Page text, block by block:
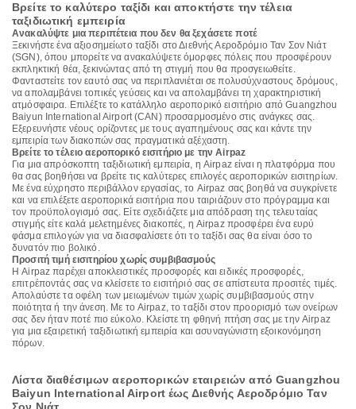
Βρείτε το καλύτερο ταξίδι και αποκτήστε την τέλεια
ταξιδιωτική εμπειρία
Ανακαλύψτε μια περιπέτεια που δεν θα ξεχάσετε ποτέ
Ξεκινήστε ένα αξιοσημείωτο ταξίδι στο Διεθνής Αεροδρόμιο Ταν Σον Νιάτ
(SGN), όπου μπορείτε να ανακαλύψετε όμορφες πόλεις που προσφέρουν
εκπληκτική θέα, ξεκινώντας από τη στιγμή που θα προσγειωθείτε.
Φανταστείτε τον εαυτό σας να περιπλανιέται σε πολυσύχναστους δρόμους,
να απολαμβάνει τοπικές γεύσεις και να απολαμβάνει τη χαρακτηριστική
ατμόσφαιρα. Επιλέξτε το κατάλληλο αεροπορικό εισιτήριο από Guangzhou
Baiyun International Airport (CAN) προσαρμοσμένο στις ανάγκες σας.
Εξερευνήστε νέους ορίζοντες με τους αγαπημένους σας και κάντε την
εμπειρία των διακοπών σας πραγματικά αξέχαστη.
Βρείτε το τέλειο αεροπορικό εισιτήριο με την Airpaz
Για μια απρόσκοπτη ταξιδιωτική εμπειρία, η Airpaz είναι η πλατφόρμα που
θα σας βοηθήσει να βρείτε τις καλύτερες επιλογές αεροπορικών εισιτηρίων.
Με ένα εύχρηστο περιβάλλον εργασίας, το Airpaz σας βοηθά να συγκρίνετε
και να επιλέξετε αεροπορικά εισιτήρια που ταιριάζουν στο πρόγραμμα και
τον προϋπολογισμό σας. Είτε σχεδιάζετε μια απόδραση της τελευταίας
στιγμής είτε καλά μελετημένες διακοπές, η Airpaz προσφέρει ένα ευρύ
φάσμα επιλογών για να διασφαλίσετε ότι το ταξίδι σας θα είναι όσο το
δυνατόν πιο βολικό.
Προσιτή τιμή εισιτηρίου χωρίς συμβιβασμούς
Η Airpaz παρέχει αποκλειστικές προσφορές και ειδικές προσφορές,
επιτρέποντάς σας να κλείσετε το εισιτήριό σας σε απίστευτα προσιτές τιμές.
Απολαύστε τα οφέλη των μειωμένων τιμών χωρίς συμβιβασμούς στην
ποιότητα ή την άνεση. Με το Airpaz, το ταξίδι στον προορισμό των ονείρων
σας δεν ήταν ποτέ πιο εύκολο. Κλείστε τη φθηνή πτήση σας με την Airpaz
για μια εξαιρετική ταξιδιωτική εμπειρία και ασυναγώνιστη εξοικονόμηση
πόρων.
Λίστα διαθέσιμων αεροπορικών εταιρειών από Guangzhou
Baiyun International Airport έως Διεθνής Αεροδρόμιο Ταν